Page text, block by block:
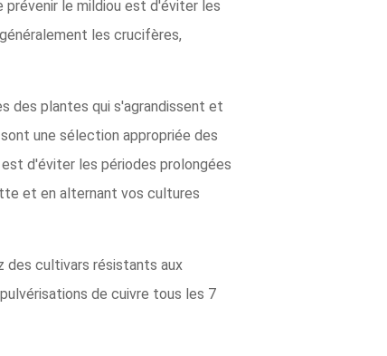
prévenir le mildiou est d'éviter les
les crucifères,
des plantes qui s'agrandissent et
une sélection appropriée des
d'éviter les périodes prolongées
et en alternant vos cultures
des cultivars résistants aux
de cuivre tous les 7